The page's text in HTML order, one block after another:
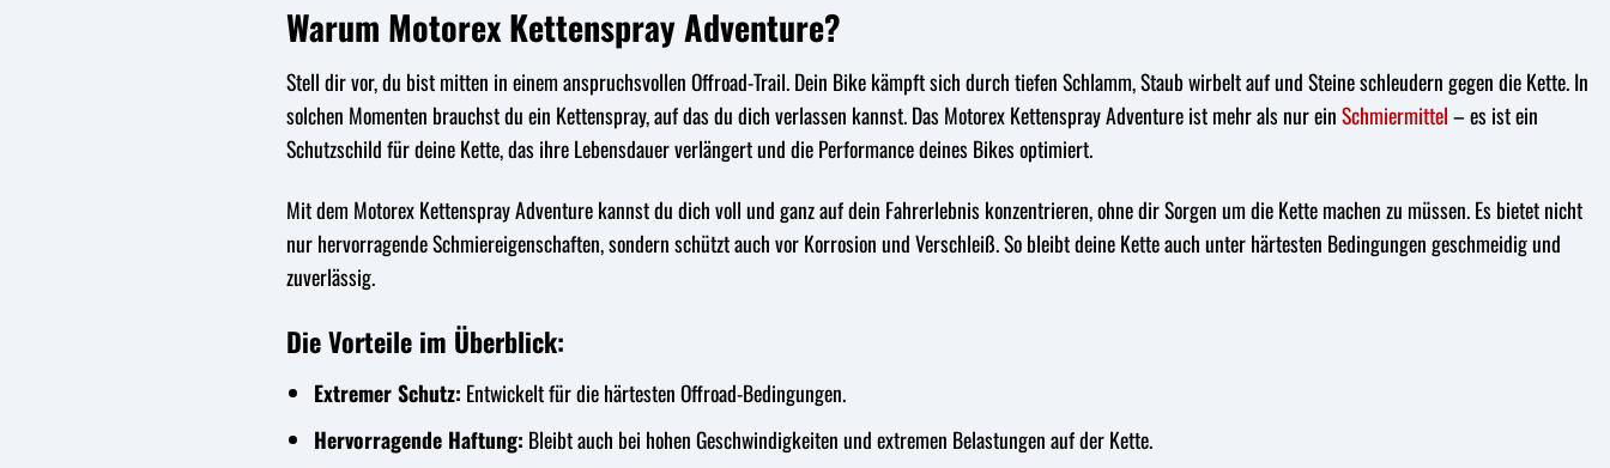
Warum Motorex Kettenspray Adventure?
Stell dir vor, du bist mitten in einem anspruchsvollen Offroad-Trail. Dein Bike kämpft sich durch tiefen Schlamm, Staub wirbelt auf und Steine schleudern gegen die Kette. In
solchen Momenten brauchst du ein Kettenspray, auf das du dich verlassen kannst. Das Motorex Kettenspray Adventure ist mehr als nur einSchmiermittel– es ist ein
Schutzschild für deine Kette, das ihre Lebensdauer verlängert und die Performance deines Bikes optimiert.
Mit dem Motorex Kettenspray Adventure kannst du dich voll und ganz auf dein Fahrerlebnis konzentrieren, ohne dir Sorgen um die Kette machen zu müssen. Es bietet nicht
nur hervorragende Schmiereigenschaften, sondern schützt auch vor Korrosion und Verschleiß. So bleibt deine Kette auch unter härtesten Bedingungen geschmeidig und
zuverlässig.
Die Vorteile im Überblick:
Extremer Schutz: Entwickelt für die härtesten Offroad-Bedingungen.
Hervorragende Haftung: Bleibt auch bei hohen Geschwindigkeiten und extremen Belastungen auf der Kette.